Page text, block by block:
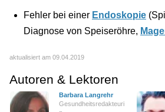
Fehler bei einer Endoskopie
Diagnose von Speiseröhre,
aktualisiert am 09.04.2019
Autoren & Lektoren
Barbara Langrehr
Gesundheitsredakteuri